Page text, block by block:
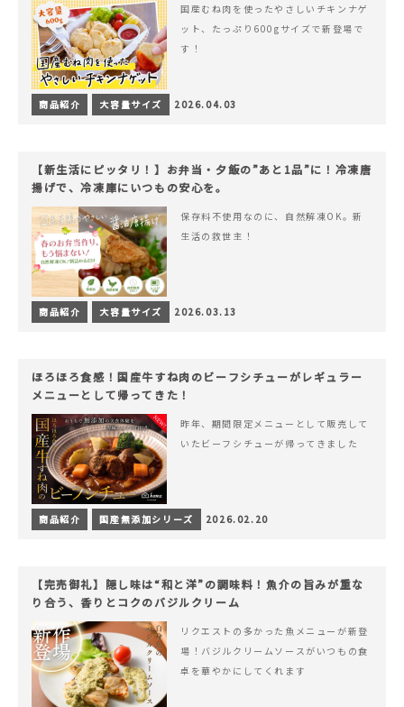
国産むね肉を使ったやさしいチキンナゲ
ット、たっぷり600gサイズで新登場で
す！
商品紹介 大容量サイズ 2026.04.03
【新生活にピッタリ！】お弁当・夕飯の”あと1品”に！冷凍唐
揚げで、冷凍庫にいつもの安心を。
保存料不使用なのに、自然解凍OK。新
生活の救世主！
商品紹介 大容量サイズ 2026.03.13
ほろほろ食感！国産牛すね肉のビーフシチューがレギュラー
メニューとして帰ってきた！
昨年、期間限定メニューとして販売して
いたビーフシチューが帰ってきました
商品紹介 国産無添加シリーズ 2026.02.20
【完売御礼】隠し味は“和と洋”の調味料！魚介の旨みが重な
り合う、香りとコクのバジルクリーム
リクエストの多かった魚メニューが新登
場！バジルクリームソースがいつもの食
卓を華やかにしてくれます